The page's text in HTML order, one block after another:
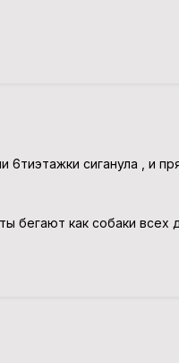
6тиэтажки сиганула , и
бегают как собаки всех